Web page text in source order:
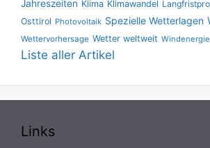
Jahreszeiten Klima Klimawandel
Osttirol Photovoltaik Spezielle Wetterlagen
Wettervorhersage Wetter weltweit Windenergie
Liste aller Artikel
Links